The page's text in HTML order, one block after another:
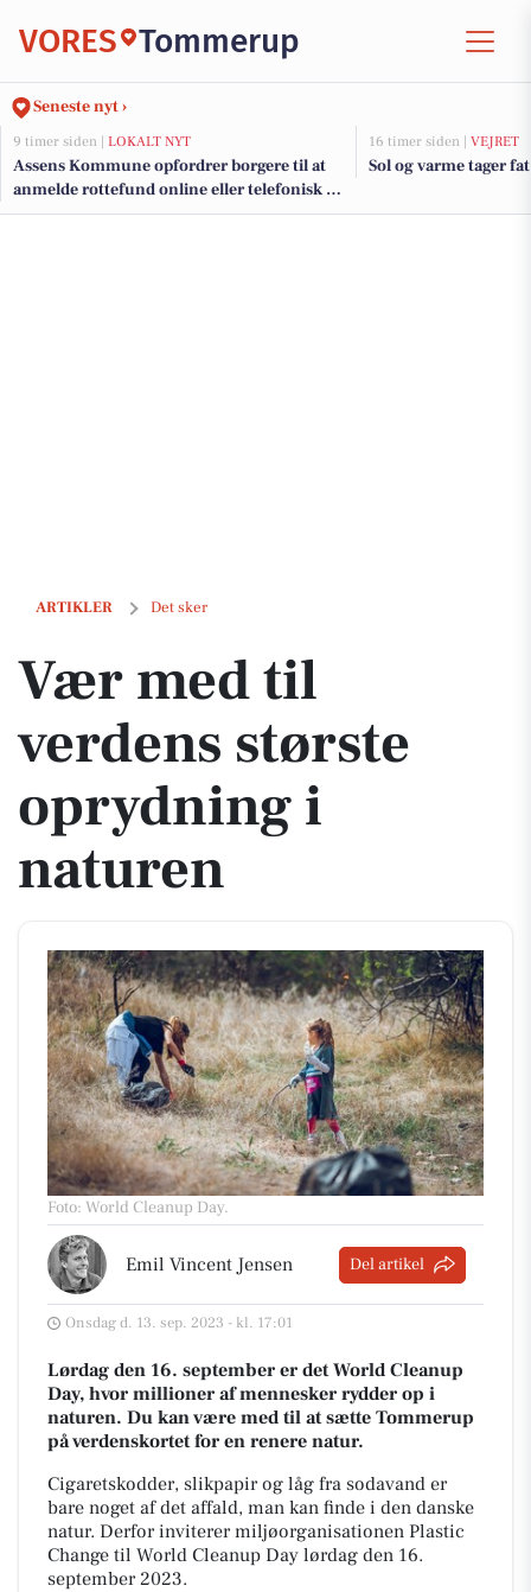
VORES Tommerup
Seneste nyt ›
9 timer siden | LOKALT NYT
Assens Kommune opfordrer borgere til at
anmelde rottefund online eller telefonisk på
hverdage
16 timer siden | VEJRET
Sol og varme tager
ARTIKLER Det sker
Vær med til verdens største oprydning i naturen
Vær med til
verdens største
oprydning i
naturen
Foto: World Cleanup Day.
Emil Vincent Jensen Del artikel
Onsdag d. 13. sep. 2023 - kl. 17:01
Lørdag den 16. september er det World Cleanup
Day, hvor millioner af mennesker rydder op i
naturen. Du kan være med til at sætte Tommerup
på verdenskortet for en renere natur.
Cigaretskodder, slikpapir og låg fra sodavand er
bare noget af det affald, man kan finde i den danske
natur. Derfor inviterer miljøorganisationen Plastic
Change til World Cleanup Day lørdag den 16.
september 2023.